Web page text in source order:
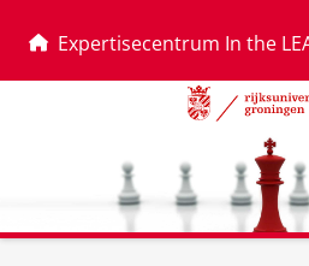
Expertisecentrum In the